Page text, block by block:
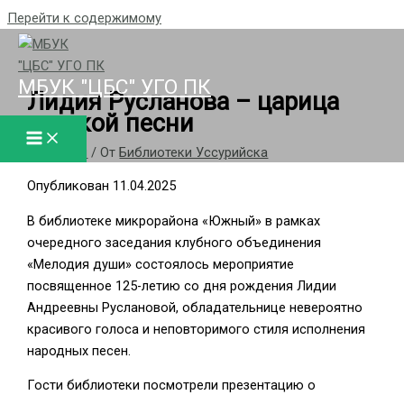
Перейти к содержимому
МБУК "ЦБС" УГО ПК
Лидия Русланова – царица
русской песни
/ ОтБиблиотеки Уссурийска
Опубликован 11.04.2025
В библиотеке микрорайона «Южный» в рамках
очередного заседания клубного объединения
«Мелодия души» состоялось мероприятие
посвященное 125-летию со дня рождения Лидии
Андреевны Руслановой, обладательнице невероятно
красивого голоса и неповторимого стиля исполнения
народных песен.
Гости библиотеки посмотрели презентацию о